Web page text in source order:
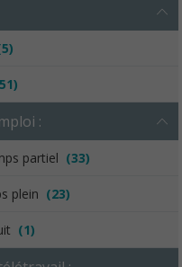
:
partiel (33)
plein (23)
(1)